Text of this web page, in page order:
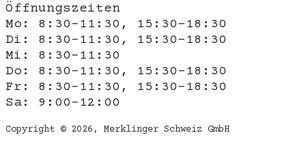
Öffnungszeiten
Mo: 8:30-11:30, 15:30-18:30
Di: 8:30-11:30, 15:30-18:30
Mi: 8:30-11:30
Do: 8:30-11:30, 15:30-18:30
Fr: 8:30-11:30, 15:30-18:30
Sa: 9:00-12:00
Copyright © 2026, Merklinger Schweiz GmbH